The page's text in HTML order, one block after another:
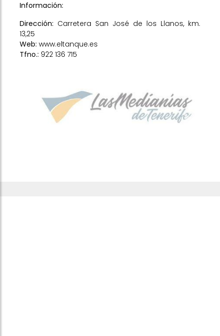
Información:
Dirección: Carretera San José de los Llanos, km.
13,25
Web: www.eltanque.es
Tfno.: 922 136 715
Previous Next